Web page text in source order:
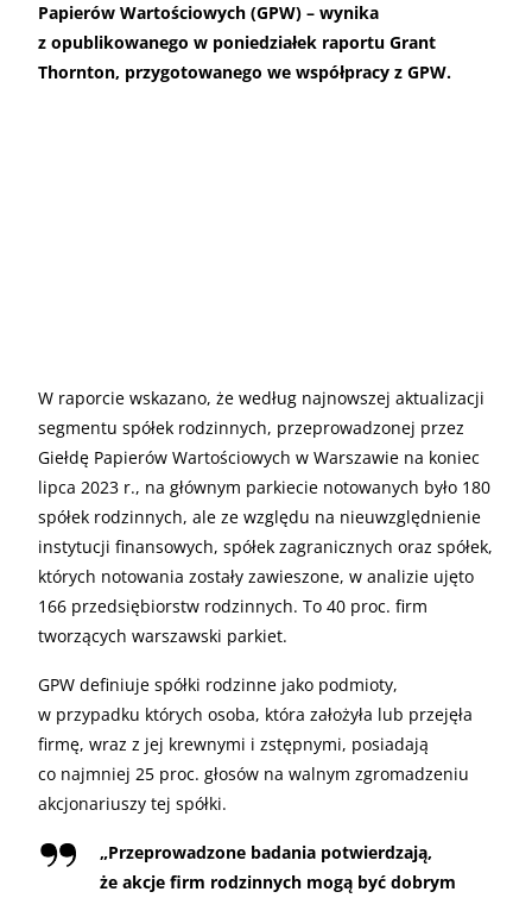
Papierów Wartościowych (GPW) – wynika
z opublikowanego w poniedziałek raportu Grant
Thornton, przygotowanego we współpracy z GPW.
W raporcie wskazano, że według najnowszej aktualizacji
segmentu spółek rodzinnych, przeprowadzonej przez
Giełdę Papierów Wartościowych w Warszawie na koniec
lipca 2023 r., na głównym parkiecie notowanych było 180
spółek rodzinnych, ale ze względu na nieuwzględnienie
instytucji finansowych, spółek zagranicznych oraz spółek,
których notowania zostały zawieszone, w analizie ujęto
166 przedsiębiorstw rodzinnych. To 40 proc. firm
tworzących warszawski parkiet.
GPW definiuje spółki rodzinne jako podmioty,
w przypadku których osoba, która założyła lub przejęła
firmę, wraz z jej krewnymi i zstępnymi, posiadają
co najmniej 25 proc. głosów na walnym zgromadzeniu
akcjonariuszy tej spółki.
„Przeprowadzone badania potwierdzają,
że akcje firm rodzinnych mogą być dobrym